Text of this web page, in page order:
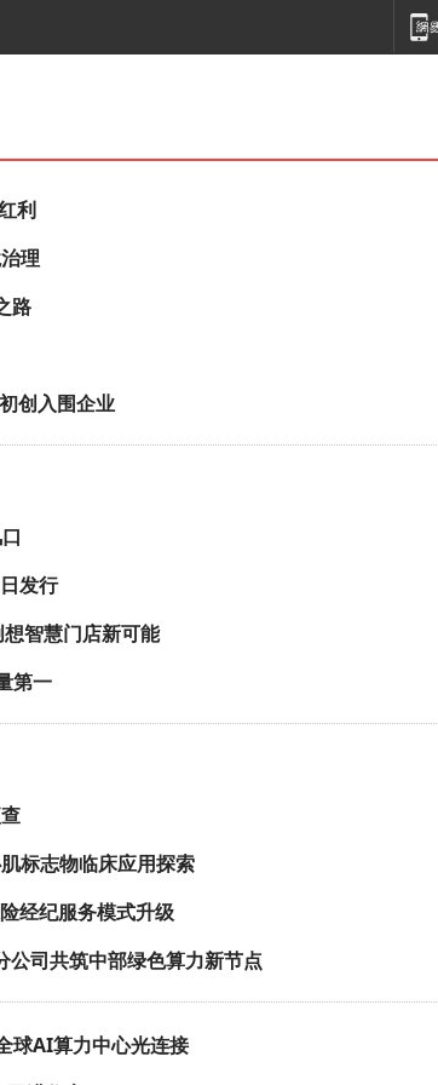
利
理
路
创入围企业
发行
智慧门店新可能
第一
标志物临床应用探索
经纪服务模式升级
司共筑中部绿色算力新节点
球AI算力中心光连接